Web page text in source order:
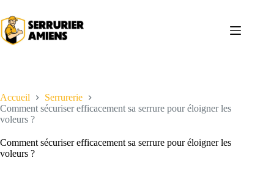
au
contenu
Accueil
Serrurerie
Comment sécuriser efficacement sa serrure pour éloigner les
voleurs ?
Comment sécuriser efficacement sa serrure pour éloigner les
voleurs ?